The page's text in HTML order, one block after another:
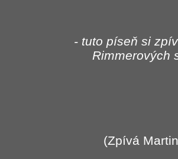
- tuto píseň si
Rimmerových
(Zpívá